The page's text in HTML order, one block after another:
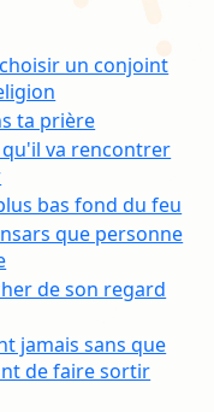
un conjoint
ta prière
va rencontrer
bas fond du feu
que personne
de son regard
jamais sans que
de faire sortir